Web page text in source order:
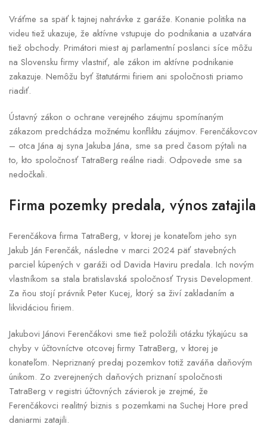
Vráťme sa späť k tajnej nahrávke z garáže. Konanie politika na
videu tiež ukazuje, že aktívne vstupuje do podnikania a uzatvára
tiež obchody. Primátori miest aj parlamentní poslanci síce môžu
na Slovensku firmy vlastniť, ale zákon im aktívne podnikanie
zakazuje. Nemôžu byť štatutármi firiem ani spoločnosti priamo
riadiť.
Ústavný zákon o ochrane verejného záujmu spomínaným
zákazom predchádza možnému konfliktu záujmov. Ferenčákovcov
– otca Jána aj syna Jakuba Jána, sme sa pred časom pýtali na
to, kto spoločnosť TatraBerg reálne riadi. Odpovede sme sa
nedočkali.
Firma pozemky predala, výnos zatajila
Ferenčákova firma TatraBerg, v ktorej je konateľom jeho syn
Jakub Ján Ferenčák, následne v marci 2024 päť stavebných
parciel kúpených v garáži od Davida Haviru predala. Ich novým
vlastníkom sa stala bratislavská spoločnosť Trysis Development.
Za ňou stojí právnik Peter Kucej, ktorý sa živí zakladaním a
likvidáciou firiem.
Jakubovi Jánovi Ferenčákovi sme tiež položili otázku týkajúcu sa
chyby v účtovníctve otcovej firmy TatraBerg, v ktorej je
konateľom. Nepriznaný predaj pozemkov totiž zaváňa daňovým
únikom. Zo zverejnených daňových priznaní spoločnosti
TatraBerg v registri účtovných závierok je zrejmé, že
Ferenčákovci realitný biznis s pozemkami na Suchej Hore pred
daniarmi zatajili.